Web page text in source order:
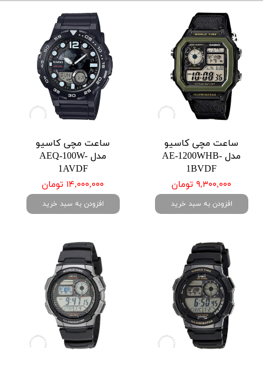
ساعت مچی کاسیو
مدل AE-1200WHB-
1BVDF
۹,۳۰۰,۰۰۰ تومان
افزودن به سبد خرید
ساعت مچی کاسیو
مدل AEQ-100W-
1AVDF
۱۴,۰۰۰,۰۰۰ تومان
افزودن به سبد خرید